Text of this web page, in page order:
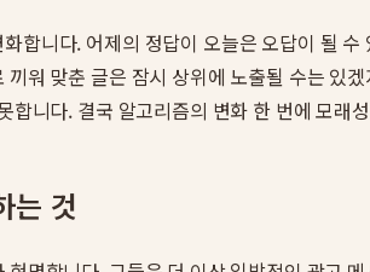
합니다. 어제의 정답이 오늘은 오답이 될
워 맞춘 글은 잠시 상위에 노출될 수는 있
합니다. 결국 알고리즘의 변화 한 번에 모래
는 것